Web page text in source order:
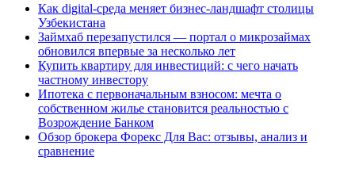
Как digital-среда меняет бизнес-ландшафт столицы
Узбекистана
Займхаб перезапустился — портал о микрозаймах
обновился впервые за несколько лет
Купить квартиру для инвестиций: с чего начать
частному инвестору
Ипотека с первоначальным взносом: мечта о
собственном жилье становится реальностью с
Возрождение Банком
Обзор брокера Форекс Для Вас: отзывы, анализ и
сравнение